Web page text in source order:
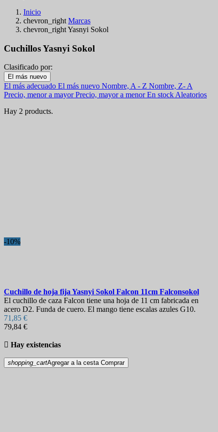
Inicio
chevron_right Marcas
chevron_rightYasnyi Sokol
Cuchillos Yasnyi Sokol
Filters:
Clear
En stock
En stock
Dureza
Clasificado por:
El más nuevo
El más adecuado El más nuevo Nombre, A - Z Nombre, Z- A
Precio, menor a mayorPrecio, mayor a menorEn stock Aleatorios
Hay 2 products.
-10%
Cuchillo de hoja fija Yasnyi Sokol Falcon 11cm Falconsokol
El cuchillo de caza Falcon tiene una hoja de 11 cm fabricada en
acero D2. Funda de cuero. El mango tiene escalas azules G10.
71,85 €
79,84 €
 Hay existencias
shopping_cartAgregar a la cesta Comprar